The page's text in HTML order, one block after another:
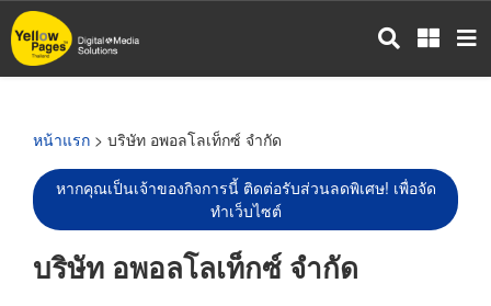
ข้าม
ไป
หน้าแรก > บริษัท อพอลโลเท็กซ์ จำกัด
หากคุณเป็นเจ้าของกิจการนี้ ติดต่อรับส่วนลดพิเศษ! เพื่อจัด
ทำเว็บไซต์
บริษัท อพอลโลเท็กซ์ จำกัด